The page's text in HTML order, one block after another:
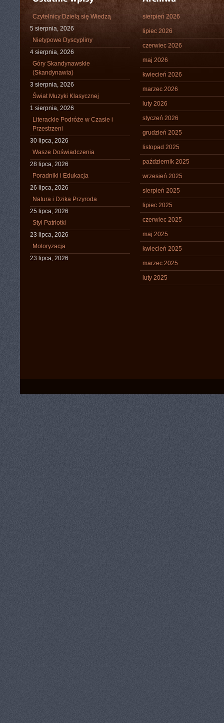
Czytelnicy Dzielą się Wiedzą
5 sierpnia, 2026
Nietypowe Dyscypliny
4 sierpnia, 2026
Góry Skandynawskie
(Skandynawia)
3 sierpnia, 2026
Świat Muzyki Klasycznej
1 sierpnia, 2026
Literackie Podróże w Czasie i
Przestrzeni
30 lipca, 2026
Wasze Doświadczenia
28 lipca, 2026
Poradniki i Edukacja
26 lipca, 2026
Natura i Dzika Przyroda
25 lipca, 2026
Styl Patriotki
23 lipca, 2026
Motoryzacja
23 lipca, 2026
sierpień 2026
lipiec 2026
czerwiec 2026
maj 2026
kwiecień 2026
marzec 2026
luty 2026
styczeń 2026
grudzień 2025
listopad 2025
październik 2025
wrzesień 2025
sierpień 2025
lipiec 2025
czerwiec 2025
maj 2025
kwiecień 2025
marzec 2025
luty 2025